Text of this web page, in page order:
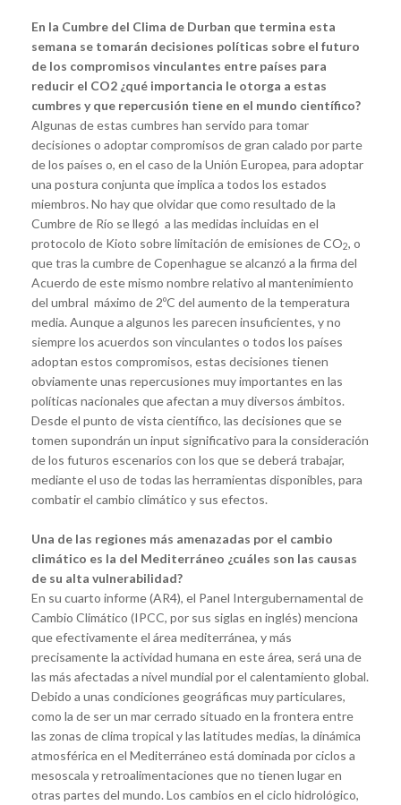
En la Cumbre del Clima de Durban que termina esta
semana se tomarán decisiones políticas sobre el futuro
de los compromisos vinculantes entre países para
reducir el CO2 ¿qué importancia le otorga a estas
cumbres y que repercusión tiene en el mundo científico?
Algunas de estas cumbres han servido para tomar
decisiones o adoptar compromisos de gran calado por parte
de los países o, en el caso de la Unión Europea, para adoptar
una postura conjunta que implica a todos los estados
miembros. No hay que olvidar que como resultado de la
Cumbre de Río se llegó a las medidas incluidas en el
protocolo de Kioto sobre limitación de emisiones de CO2, o
que tras la cumbre de Copenhague se alcanzó a la firma del
Acuerdo de este mismo nombre relativo al mantenimiento
del umbral máximo de 2ºC del aumento de la temperatura
media. Aunque a algunos les parecen insuficientes, y no
siempre los acuerdos son vinculantes o todos los países
adoptan estos compromisos, estas decisiones tienen
obviamente unas repercusiones muy importantes en las
políticas nacionales que afectan a muy diversos ámbitos.
Desde el punto de vista científico, las decisiones que se
tomen supondrán un input significativo para la consideración
de los futuros escenarios con los que se deberá trabajar,
mediante el uso de todas las herramientas disponibles, para
combatir el cambio climático y sus efectos.
Una de las regiones más amenazadas por el cambio
climático es la del Mediterráneo ¿cuáles son las causas
de su alta vulnerabilidad?
En su cuarto informe (AR4), el Panel Intergubernamental de
Cambio Climático (IPCC, por sus siglas en inglés) menciona
que efectivamente el área mediterránea, y más
precisamente la actividad humana en este área, será una de
las más afectadas a nivel mundial por el calentamiento global.
Debido a unas condiciones geográficas muy particulares,
como la de ser un mar cerrado situado en la frontera entre
las zonas de clima tropical y las latitudes medias, la dinámica
atmosférica en el Mediterráneo está dominada por ciclos a
mesoscala y retroalimentaciones que no tienen lugar en
otras partes del mundo. Los cambios en el ciclo hidrológico,